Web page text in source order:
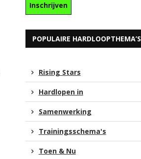
POPULAIRE HARDLOOPTHEMA’S
Rising Stars
Hardlopen in
Samenwerking
Trainingsschema's
Toen & Nu